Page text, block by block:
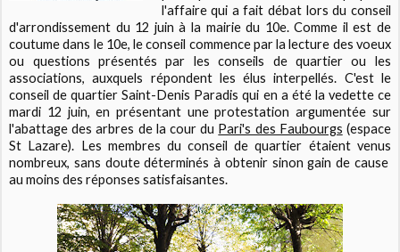
l'affaire qui a fait débat lors du conseil
d'arrondissement du 12 juin à la mairie du 10e. Comme il est de
coutume dans le 10e, le conseil commence par la lecture des voeux
ou questions présentés par les conseils de quartier ou les
associations, auxquels répondent les élus interpellés. C'est le
conseil de quartier Saint-Denis Paradis qui en a été la vedette ce
mardi 12 juin, en présentant une protestation argumentée sur
l'abattage des arbres de la cour du Pari's des Faubourgs (espace
St Lazare). Les membres du conseil de quartier étaient venus
nombreux, sans doute déterminés à obtenir sinon gain de cause
au moins des réponses satisfaisantes.